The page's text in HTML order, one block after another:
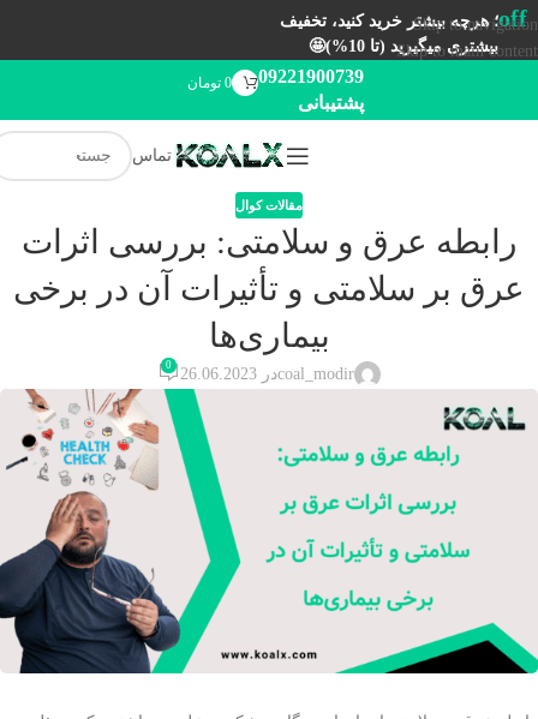
Skip to navigation
Skip to main content
off؛ هرچه بیشتر خرید کنید، تخفیف
بیشتری میگیرید (تا 10%)🤩
09221900739
پشتیبانی
0 تومان
تماس
مقالات کوال
رابطه عرق و سلامتی: بررسی اثرات
عرق بر سلامتی و تأثیرات آن در برخی
بیماری‌ها
coal_modirدر 26.06.2023 0